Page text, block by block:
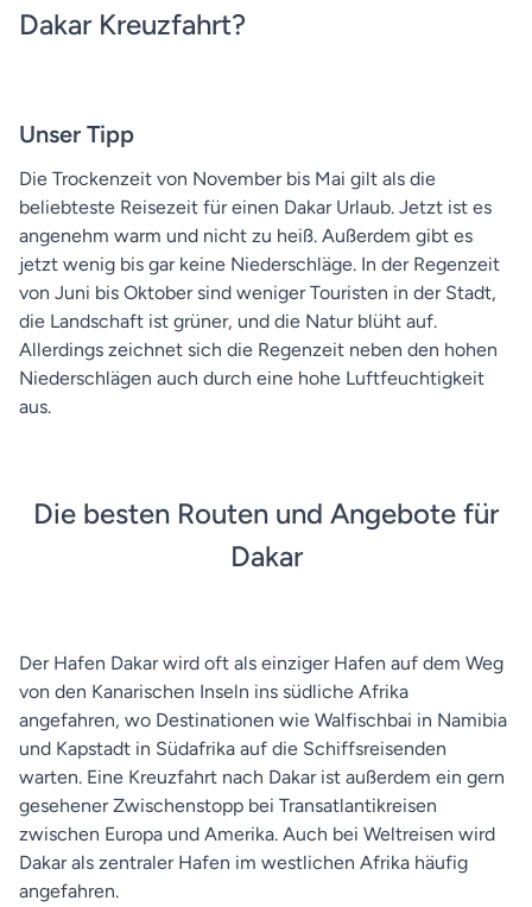
Dakar Kreuzfahrt?
Unser Tipp
Die Trockenzeit von November bis Mai gilt als die
beliebteste Reisezeit für einen Dakar Urlaub. Jetzt ist es
angenehm warm und nicht zu heiß. Außerdem gibt es
jetzt wenig bis gar keine Niederschläge. In der Regenzeit
von Juni bis Oktober sind weniger Touristen in der Stadt,
die Landschaft ist grüner, und die Natur blüht auf.
Allerdings zeichnet sich die Regenzeit neben den hohen
Niederschlägen auch durch eine hohe Luftfeuchtigkeit
aus.
Die besten Routen und Angebote für
Dakar
Der Hafen Dakar wird oft als einziger Hafen auf dem Weg
von den Kanarischen Inseln ins südliche Afrika
angefahren, wo Destinationen wie Walfischbai in Namibia
und Kapstadt in Südafrika auf die Schiffsreisenden
warten. Eine Kreuzfahrt nach Dakar ist außerdem ein gern
gesehener Zwischenstopp bei Transatlantikreisen
zwischen Europa und Amerika. Auch bei Weltreisen wird
Dakar als zentraler Hafen im westlichen Afrika häufig
angefahren.